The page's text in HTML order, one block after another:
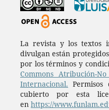
La revista y los textos
divulgan están
por los términos y
Commons Atribución-
Internacional.
cubierto por esta
en https://